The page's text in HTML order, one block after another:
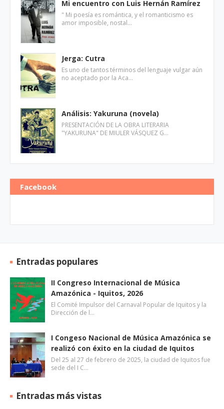
Mi encuentro con Luis Hernán Ramírez
" Mi poesía es romántica, y el romanticismo es
amor imposible, nostal…
Jerga: Cutra
Es uno de tantos términos del lenguaje vulgar aún
no aceptado por la Aca…
Análisis: Yakuruna (novela)
PRESENTACIÓN DE LA OBRA LITERARIA
"YAKURUNA" DE MIULER VÁSQUEZ G…
Facebook
Entradas populares
II Congreso Internacional de Música
Amazónica - Iquitos, 2026
El Comité Impulsor del Carnaval Popular de Iquitos y la
Dirección de l…
I Congeso Nacional de Música Amazónica se
realizó con éxito en la ciudad de Iquitos
Del 25 al 27 de febrero de 2025, la ciudad de Iquitos fue
sede del I C…
Entradas más vistas